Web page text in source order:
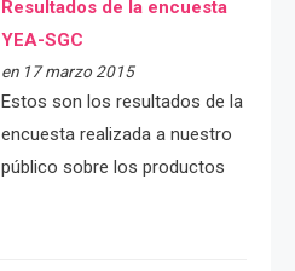
Resultados de la encuesta
YEA-SGC
en 17 marzo 2015
Estos son los resultados de la
encuesta realizada a nuestro
público sobre los productos